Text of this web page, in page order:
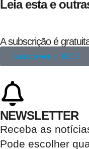
Leia esta e
A subscrição é
Subscrever a REDE
NEWSLETTER
Receba as
Pode escolher